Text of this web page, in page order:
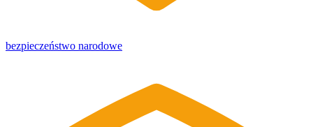
bezpieczeństwo narodowe